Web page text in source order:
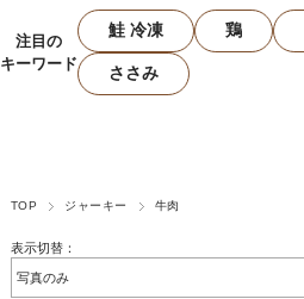
注目の
キーワード
鮭 冷凍 鶏
ささみ
TOP ジャーキー 牛肉
表示切替：